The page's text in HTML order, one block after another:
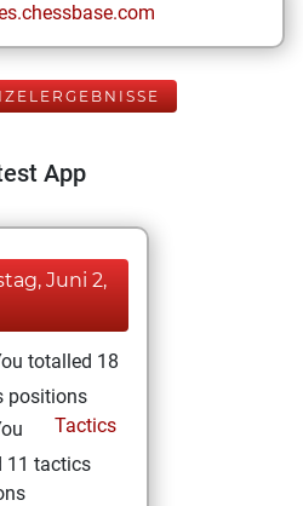
App
Juni 2,
totalled 18
positions
Tactics
11 tactics